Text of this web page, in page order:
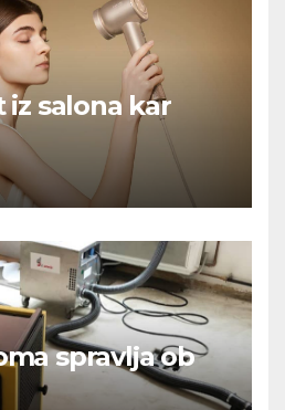
iz salona kar
spravlja ob